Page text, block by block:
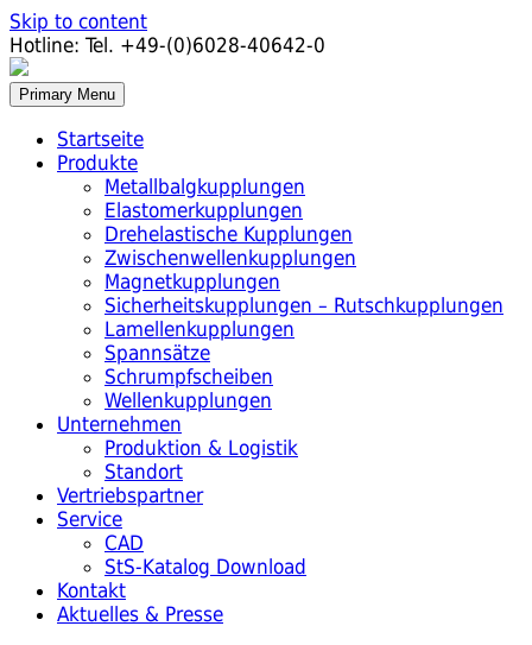
Skip to content
Hotline: Tel. +49-(0)6028-40642-0
Primary Menu
Startseite
Produkte
Metallbalgkupplungen
Elastomerkupplungen
Drehelastische Kupplungen
Zwischenwellenkupplungen
Magnetkupplungen
Sicherheitskupplungen – Rutschkupplungen
Lamellenkupplungen
Spannsätze
Schrumpfscheiben
Wellenkupplungen
Unternehmen
Produktion & Logistik
Standort
Vertriebspartner
Service
CAD
StS-Katalog Download
Kontakt
Aktuelles & Presse